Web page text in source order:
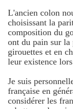
L'ancien colon
choisissant la
composition du
ont du pain sur la
girouettes et en
leur existence
Je suis
française en
considérer les